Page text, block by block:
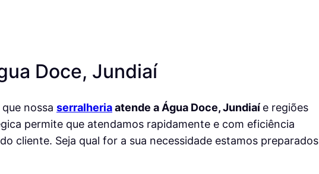
Doce, Jundiaí
nossa serralheriaatende a Água Doce, Jundiaí e regiões
permite que atendamos rapidamente e com eficiência
cliente. Seja qual for a sua necessidade estamos preparados